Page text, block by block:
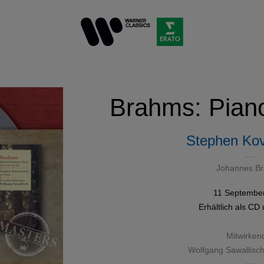
Brahms:
Stephen
Johannes
11
Erhältlich als CD
Wolfgang Sawallisch